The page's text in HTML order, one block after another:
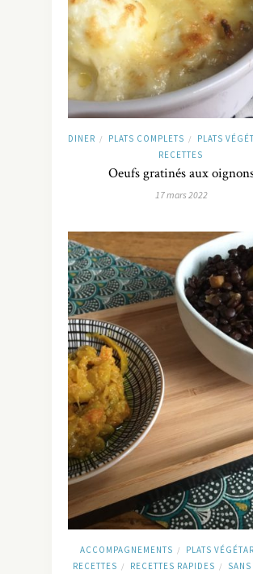
DINER / PLATS COMPLETS / PLATS
RECETTES
Oeufs gratinés aux
17 mars 2022
ACCOMPAGNEMENTS / PLATS
RECETTES / RECETTES RAPIDES /